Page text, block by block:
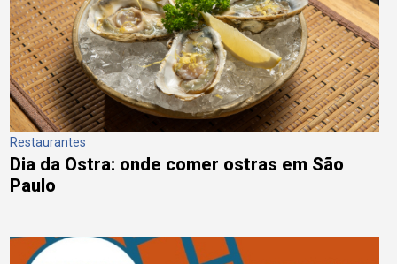
Restaurantes
Dia da Ostra: onde comer ostras em São
Paulo